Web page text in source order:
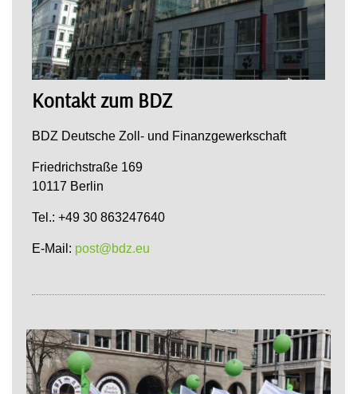
Kontakt zum BDZ
BDZ Deutsche Zoll- und Finanzgewerkschaft
Friedrichstraße 169
10117 Berlin
Tel.: +49 30 863247640
E-Mail: post@bdz.eu